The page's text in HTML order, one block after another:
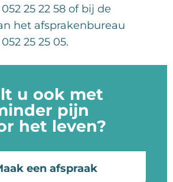
25 22 58 of bij de
het afsprakenbureau
25 25 05.
u ook met
pijn
het leven?
een afspraak